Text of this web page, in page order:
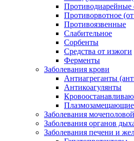
Противодиарейные
Противорвотное
Противоязвенные
Слабительное
Сорбенты
Средства от изжоги
Ферменты
Заболевания крови
Антиагреганты
Антикоагулянты
Заболевания
Заболевания органов
Заболевания печени и